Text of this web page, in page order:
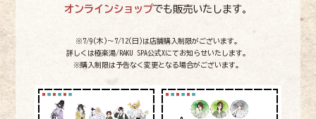
オンラインショップでも販売いたします。
※7/9(木)〜7/12(日)は店舗購入制限がございます。
詳しくは極楽湯/RAKU SPA公式Xにてお知らせいたします。
※購入制限は予告なく変更となる場合がございます。